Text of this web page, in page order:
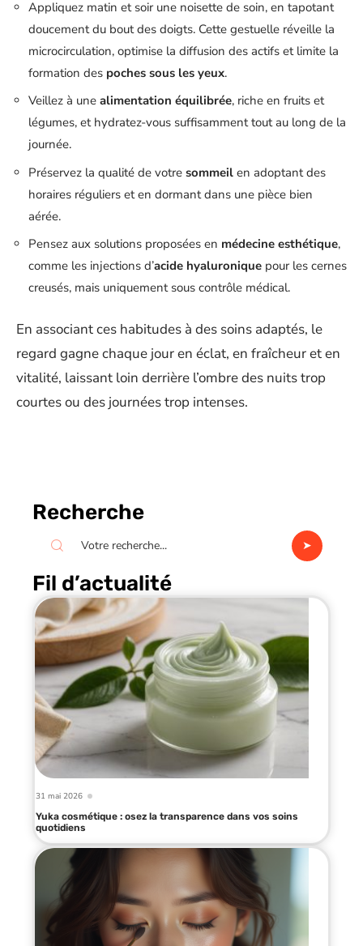
Appliquez matin et soir une noisette de soin, en tapotant
doucement du bout des doigts. Cette gestuelle réveille la
microcirculation, optimise la diffusion des actifs et limite la
formation des poches sous les yeux.
Veillez à une alimentation équilibrée, riche en fruits et
légumes, et hydratez-vous suffisamment tout au long de la
journée.
Préservez la qualité de votre sommeil en adoptant des
horaires réguliers et en dormant dans une pièce bien
aérée.
Pensez aux solutions proposées en médecine esthétique,
comme les injections d’acide hyaluronique pour les cernes
creusés, mais uniquement sous contrôle médical.
En associant ces habitudes à des soins adaptés, le
regard gagne chaque jour en éclat, en fraîcheur et en
vitalité, laissant loin derrière l’ombre des nuits trop
courtes ou des journées trop intenses.
Recherche
Fil d’actualité
31 mai 2026
Yuka cosmétique : osez la transparence dans vos soins
quotidiens